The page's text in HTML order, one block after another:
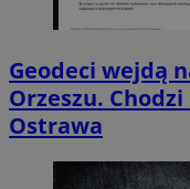
Geodeci wejdą
Orzeszu.
Ostrawa